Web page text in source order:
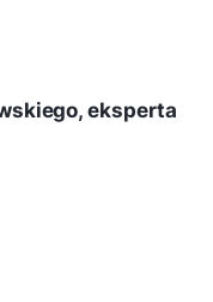
eksperta